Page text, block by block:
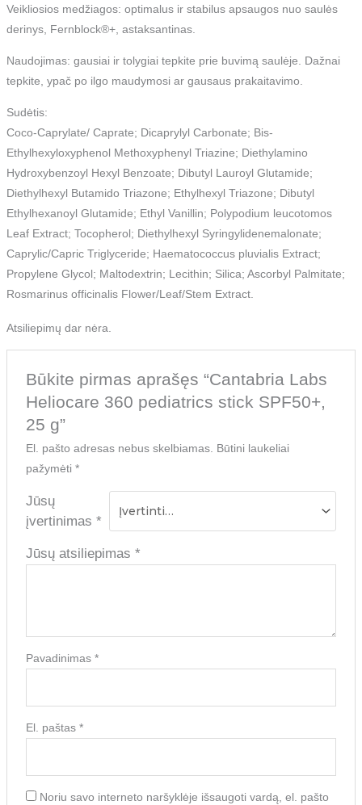
Veikliosios medžiagos: optimalus ir stabilus apsaugos nuo saulės
derinys, Fernblock®+, astaksantinas.
Naudojimas: gausiai ir tolygiai tepkite prie buvimą saulėje. Dažnai
tepkite, ypač po ilgo maudymosi ar gausaus prakaitavimo.
Sudėtis:
Coco-Caprylate/ Caprate; Dicaprylyl Carbonate; Bis-
Ethylhexyloxyphenol Methoxyphenyl Triazine; Diethylamino
Hydroxybenzoyl Hexyl Benzoate; Dibutyl Lauroyl Glutamide;
Diethylhexyl Butamido Triazone; Ethylhexyl Triazone; Dibutyl
Ethylhexanoyl Glutamide; Ethyl Vanillin; Polypodium leucotomos
Leaf Extract; Tocopherol; Diethylhexyl Syringylidenemalonate;
Caprylic/Capric Triglyceride; Haematococcus pluvialis Extract;
Propylene Glycol; Maltodextrin; Lecithin; Silica; Ascorbyl Palmitate;
Rosmarinus officinalis Flower/Leaf/Stem Extract.
Atsiliepimų dar nėra.
Būkite pirmas aprašęs “Cantabria Labs
Heliocare 360 pediatrics stick SPF50+,
25 g”
El. pašto adresas nebus skelbiamas. Būtini laukeliai
pažymėti *
Jūsų
įvertinimas *
Jūsų atsiliepimas *
Pavadinimas *
El. paštas *
Noriu savo interneto naršyklėje išsaugoti vardą, el. pašto